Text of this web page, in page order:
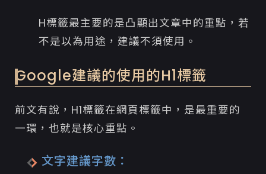
H標籤最主要的是凸顯出文章中的重點，若
不是以為用途，建議不須使用。
Google建議的使用的H1標籤
前文有說，H1標籤在網頁標籤中，是最重要的
一環，也就是核心重點。
文字建議字數：